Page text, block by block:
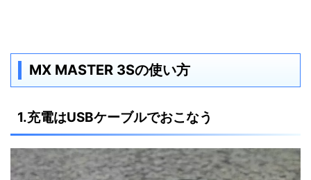
MX MASTER 3Sの使い方
1.充電はUSBケーブルでおこなう